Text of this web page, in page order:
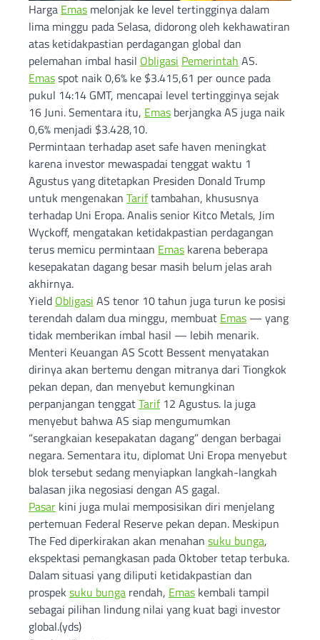
Harga Emas melonjak ke level tertingginya dalam
lima minggu pada Selasa, didorong oleh kekhawatiran
atas ketidakpastian perdagangan global dan
pelemahan imbal hasil Obligasi Pemerintah AS.
Emasspot naik 0,6% ke $3.415,61 per ounce pada
pukul 14:14 GMT, mencapai level tertingginya sejak
16 Juni. Sementara itu, Emas berjangka AS juga naik
0,6% menjadi $3.428,10.
Permintaan terhadap aset safe haven meningkat
karena investor mewaspadai tenggat waktu 1
Agustus yang ditetapkan Presiden Donald Trump
untuk mengenakan Tariftambahan, khususnya
terhadap Uni Eropa. Analis senior Kitco Metals, Jim
Wyckoff, mengatakan ketidakpastian perdagangan
terus memicu permintaan Emas karena beberapa
kesepakatan dagang besar masih belum jelas arah
akhirnya.
Yield Obligasi AS tenor 10 tahun juga turun ke posisi
terendah dalam dua minggu, membuat Emas — yang
tidak memberikan imbal hasil — lebih menarik.
Menteri Keuangan AS Scott Bessent menyatakan
dirinya akan bertemu dengan mitranya dari Tiongkok
pekan depan, dan menyebut kemungkinan
perpanjangan tenggatTarif12 Agustus. Ia juga
menyebut bahwa AS siap mengumumkan
“serangkaian kesepakatan dagang” dengan berbagai
negara. Sementara itu, diplomat Uni Eropa menyebut
blok tersebut sedang menyiapkan langkah-langkah
balasan jika negosiasi dengan AS gagal.
Pasar kini juga mulai memposisikan diri menjelang
pertemuan Federal Reserve pekan depan. Meskipun
The Fed diperkirakan akan menahan suku bunga,
ekspektasi pemangkasan pada Oktober tetap terbuka.
Dalam situasi yang diliputi ketidakpastian dan
prospek suku bunga rendah, Emas kembali tampil
sebagai pilihan lindung nilai yang kuat bagi investor
global.(yds)